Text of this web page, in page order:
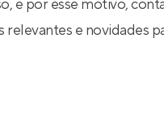
e por esse motivo,
e novidades